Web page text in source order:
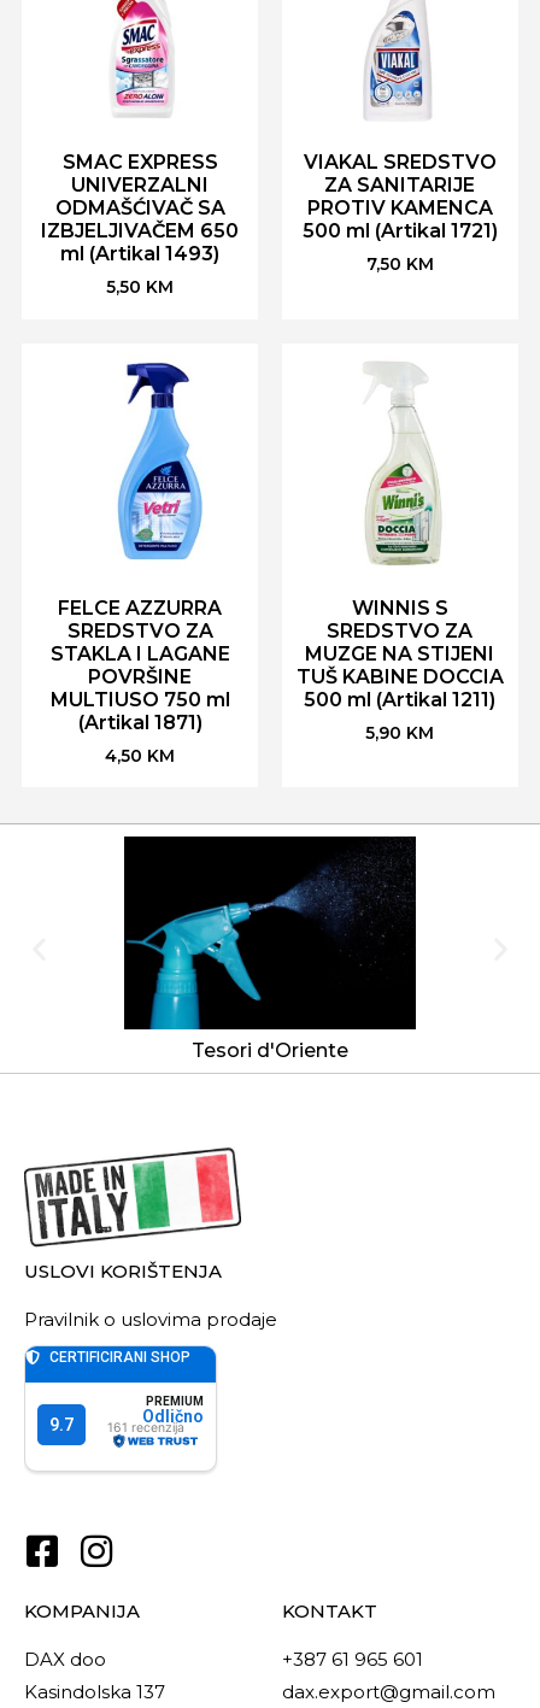
SMAC EXPRESS
UNIVERZALNI
ODMAŠĆIVAČ SA
IZBJELJIVAČEM 650
ml (Artikal 1493)
5,50 KM
VIAKAL SREDSTVO
ZA SANITARIJE
PROTIV KAMENCA
500 ml (Artikal 1721)
7,50 KM
FELCE AZZURRA
SREDSTVO ZA
STAKLA I LAGANE
POVRŠINE
MULTIUSO 750 ml
(Artikal 1871)
4,50 KM
WINNIS S
SREDSTVO ZA
MUZGE NA STIJENI
TUŠ KABINE DOCCIA
500 ml (Artikal 1211)
5,90 KM
Tesori d'Oriente
USLOVI KORIŠTENJA
Pravilnik o uslovima prodaje
KOMPANIJA
DAX doo
Kasindolska 137
KONTAKT
+387 61 965 601
dax.export@gmail.com